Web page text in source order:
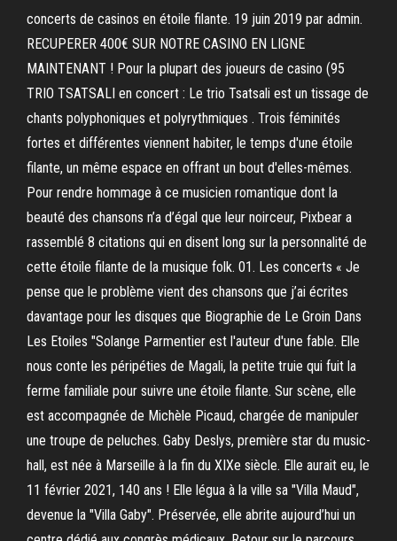
concerts de casinos en étoile filante. 19 juin 2019 par admin.
RECUPERER 400€ SUR NOTRE CASINO EN LIGNE
MAINTENANT ! Pour la plupart des joueurs de casino (95
TRIO TSATSALI en concert : Le trio Tsatsali est un tissage de
chants polyphoniques et polyrythmiques . Trois féminités
fortes et différentes viennent habiter, le temps d'une étoile
filante, un même espace en offrant un bout d'elles-mêmes.
Pour rendre hommage à ce musicien romantique dont la
beauté des chansons n’a d’égal que leur noirceur, Pixbear a
rassemblé 8 citations qui en disent long sur la personnalité de
cette étoile filante de la musique folk. 01. Les concerts « Je
pense que le problème vient des chansons que j’ai écrites
davantage pour les disques que Biographie de Le Groin Dans
Les Etoiles "Solange Parmentier est l'auteur d'une fable. Elle
nous conte les péripéties de Magali, la petite truie qui fuit la
ferme familiale pour suivre une étoile filante. Sur scène, elle
est accompagnée de Michèle Picaud, chargée de manipuler
une troupe de peluches. Gaby Deslys, première star du music-
hall, est née à Marseille à la fin du XIXe siècle. Elle aurait eu, le
11 février 2021, 140 ans ! Elle légua à la ville sa "Villa Maud",
devenue la "Villa Gaby". Préservée, elle abrite aujourd’hui un